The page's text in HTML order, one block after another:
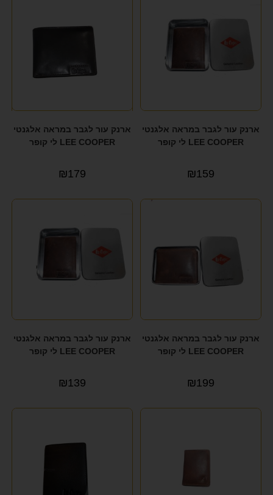
ארנק עור לגבר במראה אלגנטי
LEE COOPER לי קופר
₪159
ארנק עור לגבר במראה אלגנטי
LEE COOPER לי קופר
₪179
ארנק עור לגבר במראה אלגנטי
LEE COOPER לי קופר
₪199
ארנק עור לגבר במראה אלגנטי
LEE COOPER לי קופר
₪139